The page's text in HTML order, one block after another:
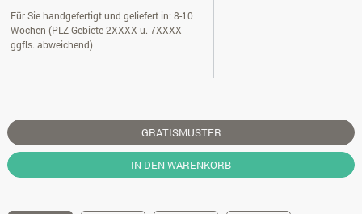
Für Sie handgefertigt und geliefert in: 8-10
Wochen (PLZ-Gebiete 2XXXX u. 7XXXX
ggfls. abweichend)
GRATISMUSTER
IN DEN WARENKORB